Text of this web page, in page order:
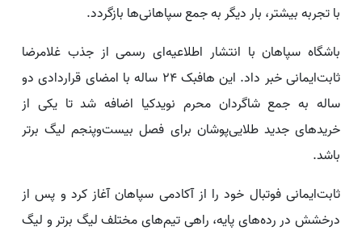
با تجربه بیشتر، بار دیگر به جمع سپاهانی‌ها بازگردد.
باشگاه سپاهان با انتشار اطلاعیه‌ای رسمی از جذب غلامرضا
ثابت‌ایمانی خبر داد. این هافبک ۲۴ ساله با امضای قراردادی دو
ساله به جمع شاگردان محرم نویدکیا اضافه شد تا یکی از
خریدهای جدید طلایی‌پوشان برای فصل بیست‌وپنجم لیگ برتر
باشد.
ثابت‌ایمانی فوتبال خود را از آکادمی سپاهان آغاز کرد و پس از
درخشش در رده‌های پایه، راهی تیم‌های مختلف لیگ برتر و لیگ